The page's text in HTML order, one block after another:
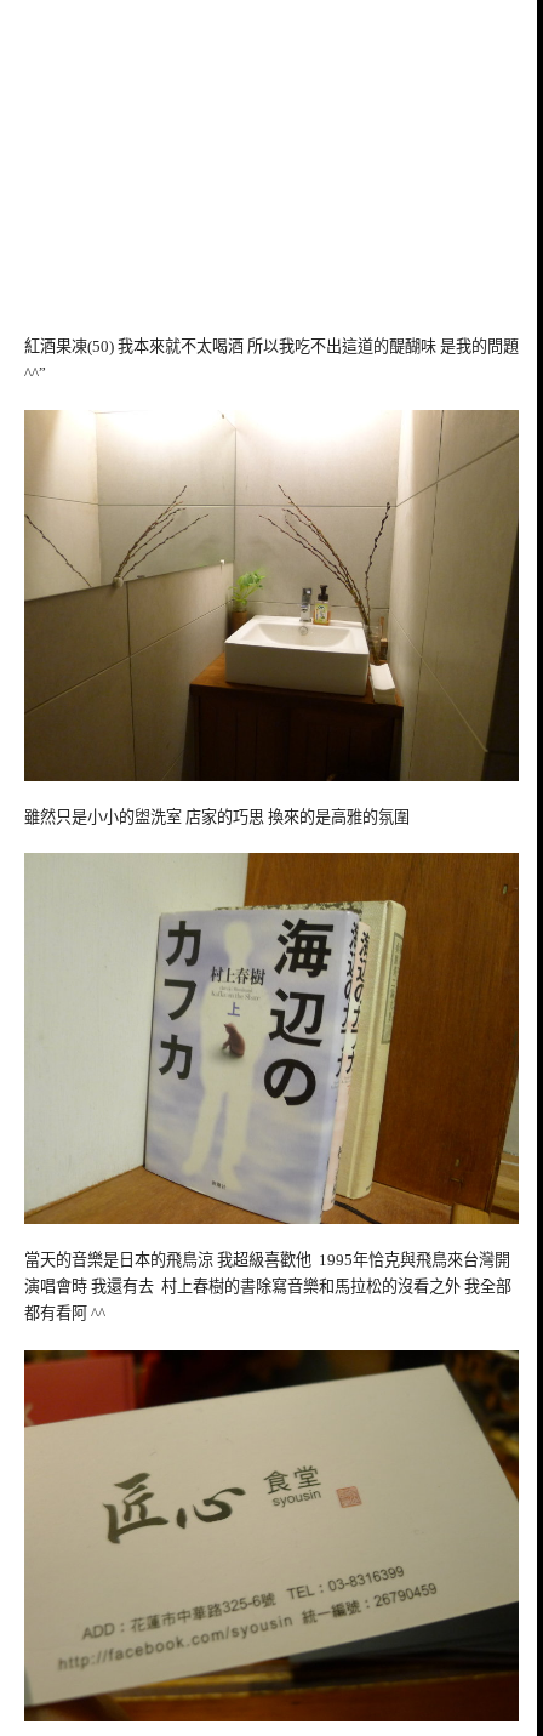
紅酒果凍(50) 我本來就不太喝酒 所以我吃不出這道的醍醐味 是我的問題
^^”
雖然只是小小的盥洗室 店家的巧思 換來的是高雅的氛圍
當天的音樂是日本的飛鳥涼 我超級喜歡他 1995年恰克與飛鳥來台灣開
演唱會時 我還有去 村上春樹的書除寫音樂和馬拉松的沒看之外 我全部
都有看阿 ^^